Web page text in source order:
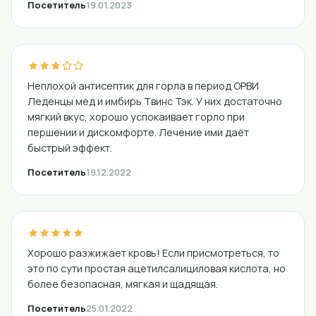
Посетитель19.01.2023
Неплохой антисептик для горла в период ОРВИ
Леденцы мед и имбирь Твинс Тэк. У них достаточно
мягкий вкус, хорошо успокаивает горло при
першении и дискомфорте. Лечение ими даёт
быстрый эффект.
Посетитель19.12.2022
Хорошо разжижает кровь! Если присмотреться, то
это по сути простая ацетилсалициловая кислота, но
более безопасная, мягкая и щадящая.
Посетитель25.01.2022